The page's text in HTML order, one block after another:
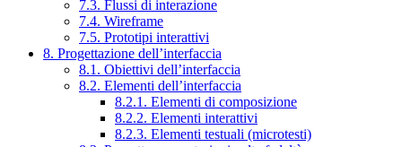
7.3. Flussi di interazione
7.4. Wireframe
7.5. Prototipi interattivi
8. Progettazione dell’interfaccia
8.1. Obiettivi dell’interfaccia
8.2. Elementi dell’interfaccia
8.2.1. Elementi di composizione
8.2.2. Elementi interattivi
8.2.3. Elementi testuali (microtesti)